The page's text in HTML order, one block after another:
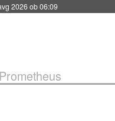
2026 ob 06:09
Prometheus